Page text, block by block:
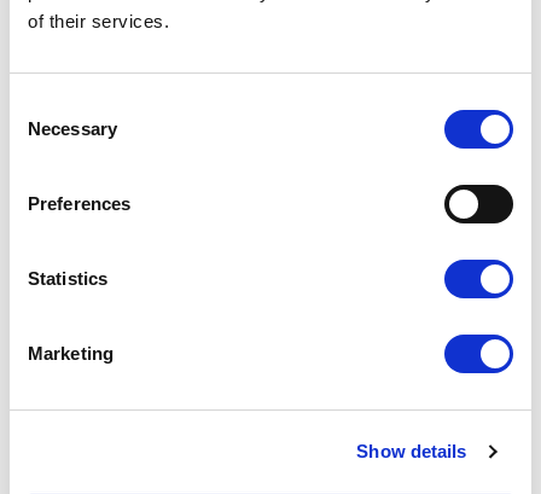
of their services.
Selection
Necessary
Preferences
Statistics
Marketing
Show details
38,90zł
33,07zł
Najniższa cena z 30
dni:38,90zł